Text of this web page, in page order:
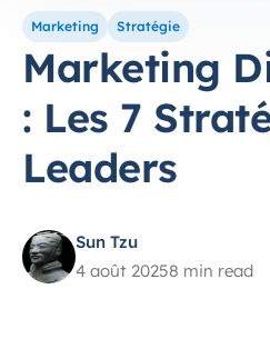
Marketing Stratégie
Marketing
: Les 7
Leaders
Sun Tzu
4 août 20258 min read